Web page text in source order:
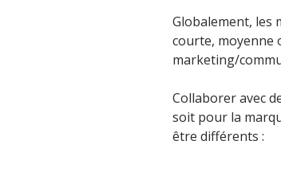
Globalement, les
courte, moyenne
marketing/
Collaborer avec
soit pour la
être différents :